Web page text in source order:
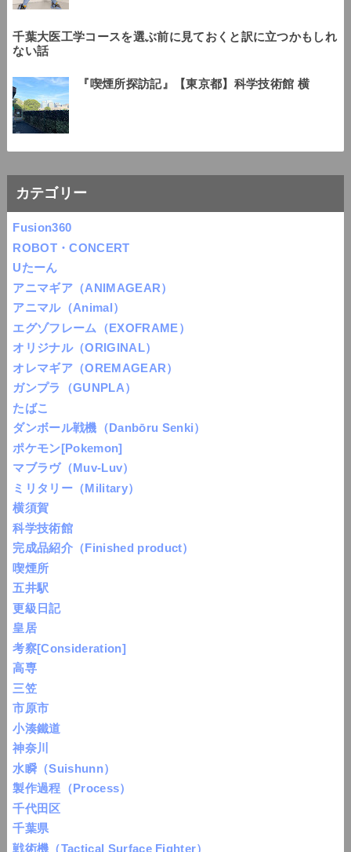
千葉大医工学コースを選ぶ前に見ておくと訳に立つかもしれ
ない話
『喫煙所探訪記』【東京都】科学技術館 横
カテゴリー
Fusion360
ROBOT・CONCERT
Uたーん
アニマギア（ANIMAGEAR）
アニマル（Animal）
エグゾフレーム（EXOFRAME）
オリジナル（ORIGINAL）
オレマギア（OREMAGEAR）
ガンプラ（GUNPLA）
たばこ
ダンボール戦機（Danbōru Senki）
ポケモン[Pokemon]
マブラヴ（Muv-Luv）
ミリタリー（Military）
横須賀
科学技術館
完成品紹介（Finished product）
喫煙所
五井駅
更級日記
皇居
考察[Consideration]
高専
三笠
市原市
小湊鐵道
神奈川
水瞬（Suishunn）
製作過程（Process）
千代田区
千葉県
戦術機（Tactical Surface Fighter）